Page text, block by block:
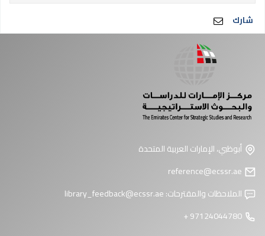
شارك
أبوظبي، الإمارات العربية المتحدة
الملاحظات والمقترحات:library_feedback@ecssr.ae